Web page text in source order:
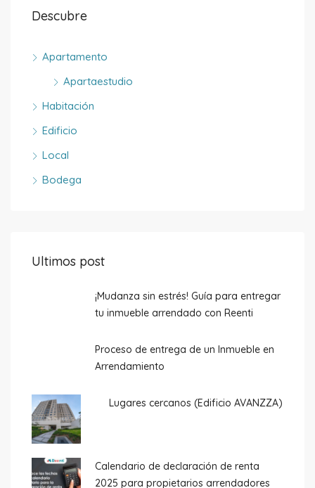
Descubre
Apartamento
Apartaestudio
Habitación
Edificio
Local
Bodega
Ultimos post
¡Mudanza sin estrés! Guía para entregar
tu inmueble arrendado con Reenti
Proceso de entrega de un Inmueble en
Arrendamiento
Lugares cercanos (Edificio AVANZZA)
Calendario de declaración de renta
2025 para propietarios arrendadores